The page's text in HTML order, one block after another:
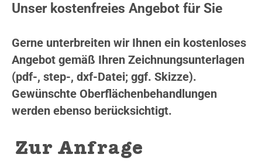
Unser kostenfreies Angebot für Sie
Gerne unterbreiten wir Ihnen ein kostenloses
Angebot gemäß Ihren Zeichnungsunterlagen
(pdf-, step-, dxf-Datei; ggf. Skizze).
Gewünschte Oberflächenbehandlungen
werden ebenso berücksichtigt.
Zur Anfrage